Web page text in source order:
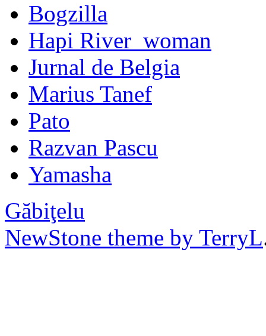
Bogzilla
Hapi River_woman
Jurnal de Belgia
Marius Tanef
Pato
Razvan Pascu
Yamasha
Găbiţelu
NewStone theme by TerryL